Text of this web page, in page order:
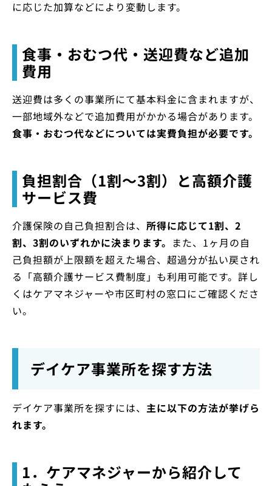
に応じた加算などにより変動します。
食事・おむつ代・送迎費など追加
費用
送迎費は多くの事業所にて基本料金に含まれますが、
一部地域外などで追加費用がかかる場合があります。
食事・おむつ代などについては実費負担が必要です。
負担割合（1割～3割）と高額介護
サービス費
介護保険の自己負担割合は、 所得に応じて1割、2
割、3割のいずれかに決まります。 また、1ヶ月の自
己負担額が上限額を超えた場合、超過分が払い戻され
る「高額介護サービス費制度」も利用可能です。詳し
くはケアマネジャーや市区町村の窓口にご確認くださ
い。
デイケア事業所を探す方法
デイケア事業所を探すには、 主に以下の方法が挙げら
れます。
1．ケアマネジャーから紹介して